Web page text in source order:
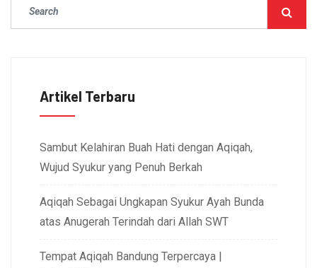
Artikel Terbaru
Sambut Kelahiran Buah Hati dengan Aqiqah,
Wujud Syukur yang Penuh Berkah
Aqiqah Sebagai Ungkapan Syukur Ayah Bunda
atas Anugerah Terindah dari Allah SWT
Tempat Aqiqah Bandung Terpercaya |